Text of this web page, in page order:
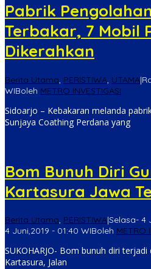
Pabrik
Terbakar, 7 Mobil
Dikerahkan
Berita Utama, PERISTIWA, UTAMA|
WIBoleh METRO INVESTIGASI
Sidoarjo – Kebakaran melanda
Sunjaya Coathing Perdana yang
Bom Bunuh Diri
Kartasura Jawa
Berita Utama, PERISTIWA|Selasa- 4
4 Juni,2019 - 01:40 WIBoleh METRO
SUKOHARJO- Bom bunuh diri
Kartasura, Jalan